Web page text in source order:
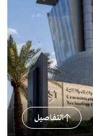
التفاصيل